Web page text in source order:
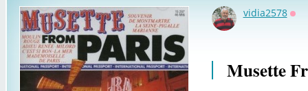
vidia2578
Musette